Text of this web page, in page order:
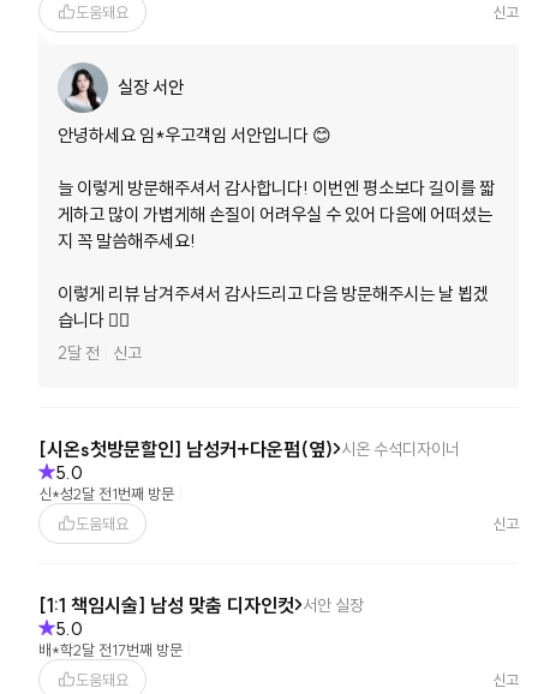
도움돼요
신고
실장 서안
안녕하세요 임*우고객임 서안입니다 😊
늘 이렇게 방문해주셔서 감사합니다! 이번엔 평소보다 길이를 짧
게하고 많이 가볍게해 손질이 어려우실 수 있어 다음에 어떠셨는
지 꼭 말씀해주세요!
이렇게 리뷰 남겨주셔서 감사드리고 다음 방문해주시는 날 뵙겠
습니다 🙂‍↕️
2달 전 신고
[시온s첫방문할인] 남성커+다운펌(옆) 시온 수석디자이너
5.0
신*성2달 전1번째 방문
도움돼요
신고
[1:1 책임시술] 남성 맞춤 디자인컷 서안 실장
5.0
배*학2달 전17번째 방문
도움돼요
신고